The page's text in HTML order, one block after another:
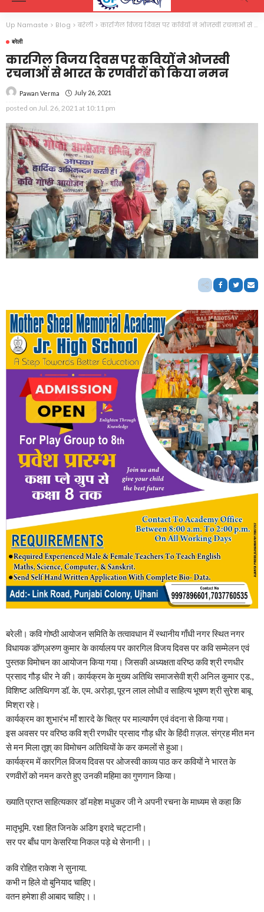
Up Namaste > Blog >बरेली > कारगिल विजय दिवस पर कवियों ने ओजस्वी रचनाओं से भारत के रणवीरों को किया नमन
बरेली
कारगिल विजय दिवस पर कवियों ने ओजस्वी
रचनाओं से भारत के रणवीरों को किया नमन
Pawan Verma July 26, 2021
posted on Jul. 26, 2021 at 10:11 pm
बरेली। कवि गोष्ठी आयोजन समिति के तत्वावधान में स्थानीय गाँधी नगर स्थित नगर
विधायक डॉण्अरुण कुमार के कार्यालय पर कारगिल विजय दिवस पर कवि सम्मेलन एवं
पुस्तक विमोचन का आयोजन किया गया। जिसकी अध्यक्षता वरिष्ठ कवि श्री रणधीर
प्रसाद गौड़ धीर ने की। कार्यक्रम के मुख्य अतिथि समाजसेवी श्री अनिल कुमार एड.,
विशिष्ट अतिथिगण डॉ. के. एम. अरोड़ा, पूरन लाल लोधी व साहित्य भूषण श्री सुरेश बाबू
मिश्रा रहे।
कार्यक्रम का शुभारंभ माँ शारदे के चित्र पर माल्यार्पण एवं वंदना से किया गया।
इस अवसर पर वरिष्ठ कवि श्री रणधीर प्रसाद गौड़ धीर के हिंदी ग़ज़ल. संग्रह मीत मन
से मन मिला तूश् का विमोचन अतिथियों के कर कमलों से हुआ।
कार्यक्रम में कारगिल विजय दिवस पर ओजस्वी काव्य पाठ कर कवियों ने भारत के
रणवीरों को नमन करते हुए उनकी महिमा का गुणगान किया।
ख्याति प्राप्त साहित्यकार डॉ महेश मधुकर जी ने अपनी रचना के माध्यम से कहा कि
मातृभूमि. रक्षा हित जिनके अडिग इरादे चट्टानी।
सर पर बाँध पाग केसरिया निकल पड़े थे सेनानी।।
कवि रोहित राकेश ने सुनाया.
कभी न हिले वो बुनियाद चाहिए।
वतन हमेशा ही आबाद चाहिए।।